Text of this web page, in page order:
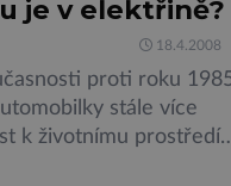
je v elektřině?
18.4.2008
proti roku
stále více
k životnímu prostředí